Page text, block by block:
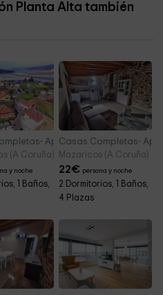
Planta Alta también
Dorna Apartamento Playa Telleira
(A Coruña)
y noche
1 Baños,
Casas Completas-
Mazaricos (A Coruña)
22€ persona y noche
2 Dormitorios, 1 Baños,
4 Plazas